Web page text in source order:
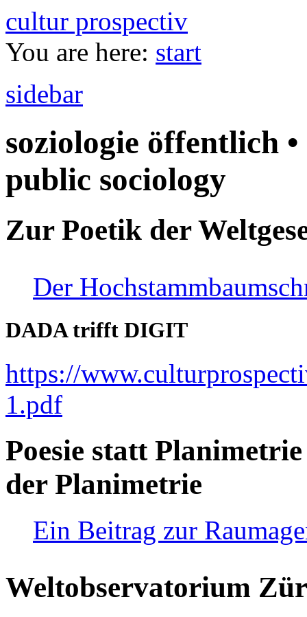
cultur prospectiv
You are here: start
sidebar
soziologie öffentlich
public sociology
Zur Poetik der
Der
DADA trifft DIGIT
https://
1.pdf
Poesie statt
der Planimetrie
Ein Beitrag zur
Weltobservatorium